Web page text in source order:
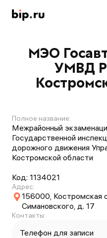
МЭО
УМВД
Полное название:
Межрайонный
Государственной
дорожного движения
Костромской области
Код: 1134021
Адрес:
156000, Костромская
Симановского, д. 17
Контакты:
Телефон для записи